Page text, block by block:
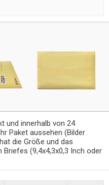
und innerhalb von 24
Paket aussehen (Bilder
die Größe und das
(9,4x4,3x0,3 Inch oder